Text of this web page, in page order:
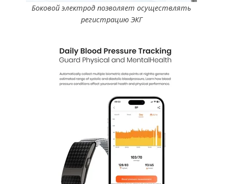
Боковой электрод позволяет осуществлять
регистрацию ЭКГ